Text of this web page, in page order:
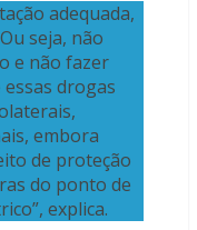
adequada,
seja, não
e não fazer
drogas
embora
de proteção
do ponto de
explica.